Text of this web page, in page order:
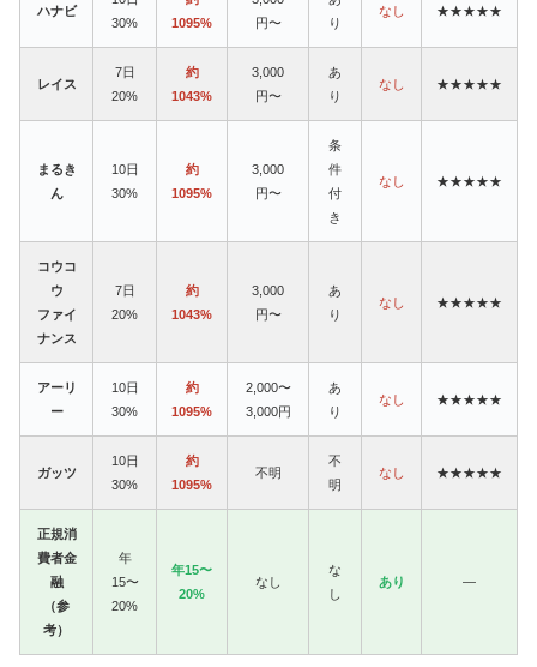
ハナビ
30%
1095%
円〜
り
なし ★★★★★
レイス
7日
20%
約
1043%
3,000
円〜
あ
り
なし ★★★★★
まるき
ん
10日
30%
約
1095%
3,000
円〜
条
件
付
き
なし ★★★★★
コウコ
ウ
ファイ
ナンス
7日
20%
約
1043%
3,000
円〜
あ
り
なし ★★★★★
アーリ
ー
10日
30%
約
1095%
2,000〜
3,000円
あ
り
なし ★★★★★
ガッツ
10日
30%
約
1095%
不明
不
明
なし ★★★★★
正規消
費者金
融
（参
考）
年
15〜
20%
年15〜
20%
なし
な
し
あり —